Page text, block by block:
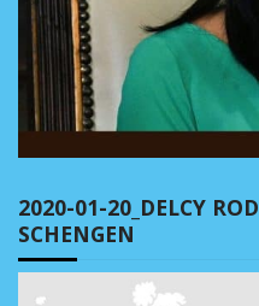
2020-01-20_DELCY
SCHENGEN